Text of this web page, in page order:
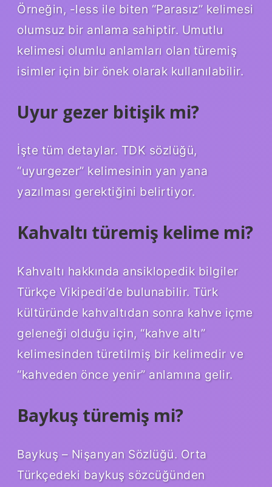
Örneğin, -less ile biten “Parasız” kelimesi
olumsuz bir anlama sahiptir. Umutlu
kelimesi olumlu anlamları olan türemiş
isimler için bir önek olarak kullanılabilir.
Uyur gezer bitişik mi?
İşte tüm detaylar. TDK sözlüğü,
“uyurgezer” kelimesinin yan yana
yazılması gerektiğini belirtiyor.
Kahvaltı türemiş kelime mi?
Kahvaltı hakkında ansiklopedik bilgiler
Türkçe Vikipedi’de bulunabilir. Türk
kültüründe kahvaltıdan sonra kahve içme
geleneği olduğu için, “kahve altı”
kelimesinden türetilmiş bir kelimedir ve
“kahveden önce yenir” anlamına gelir.
Baykuş türemiş mi?
Baykuş – Nişanyan Sözlüğü. Orta
Türkçedeki baykuş sözcüğünden